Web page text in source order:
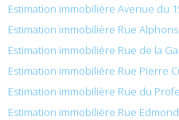
Estimation immobilière Avenue du
Estimation immobilière Rue
Estimation immobilière Rue de la
Estimation immobilière Rue Pierre
Estimation immobilière Rue du
Estimation immobilière Rue